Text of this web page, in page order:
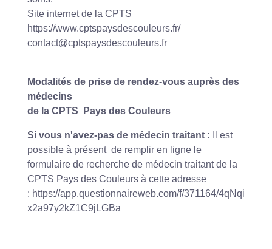
Site internet de la CPTS
https://www.cptspaysdescouleurs.fr/
contact@cptspaysdescouleurs.fr
Modalités de prise de rendez-vous auprès des
médecins
de la CPTS Pays des Couleurs
Si vous n'avez-pas de médecin traitant :
Il est
possible à présent de remplir en ligne le
formulaire de recherche de médecin traitant de la
CPTS Pays des Couleurs à cette adresse
: https://app.questionnaireweb.com/f/371164/4qNqi
x2a97y2kZ1C9jLGBa